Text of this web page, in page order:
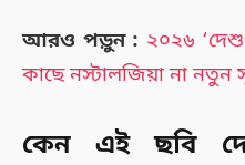
আরও পড়ুন : ২০২৬
কাছে নস্টালজিয়া না নতুন
কেন এই ছবি